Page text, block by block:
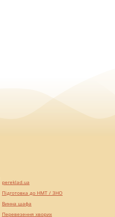
pereklad.ua
Підготовка до НМТ / ЗНО
Винна шафа
Перевезення хворих